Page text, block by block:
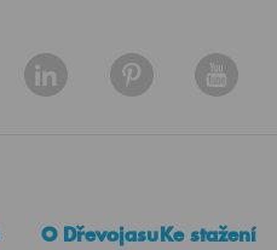
O DřevojasuKe stažení